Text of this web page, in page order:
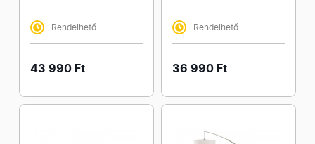
Rendelhető
43 990 Ft
Rendelhető
36 990 Ft